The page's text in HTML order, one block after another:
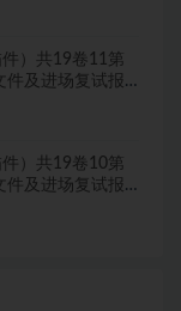
）共19卷11第
件及进场复试报
）共19卷10第
件及进场复试报